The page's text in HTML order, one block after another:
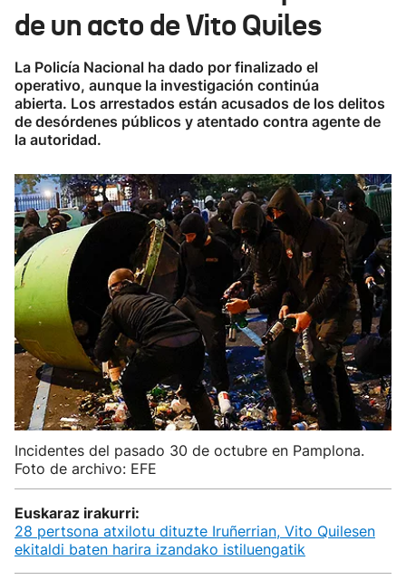
de un acto de Vito Quiles
La Policía Nacional ha dado por finalizado el
operativo, aunque la investigación continúa
abierta. Los arrestados están acusados de los delitos
de desórdenes públicos y atentado contra agente de
la autoridad.
Incidentes del pasado 30 de octubre en Pamplona.
Foto de archivo: EFE
Euskaraz irakurri:
28 pertsona atxilotu dituzte Iruñerrian, Vito Quilesen
ekitaldi baten harira izandako istiluengatik